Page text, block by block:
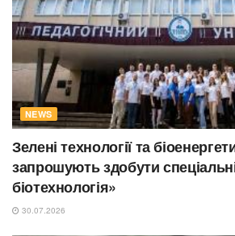
NEWS
Зелені технології та
запрошують здобути
біотехнологія»
30.07.2026